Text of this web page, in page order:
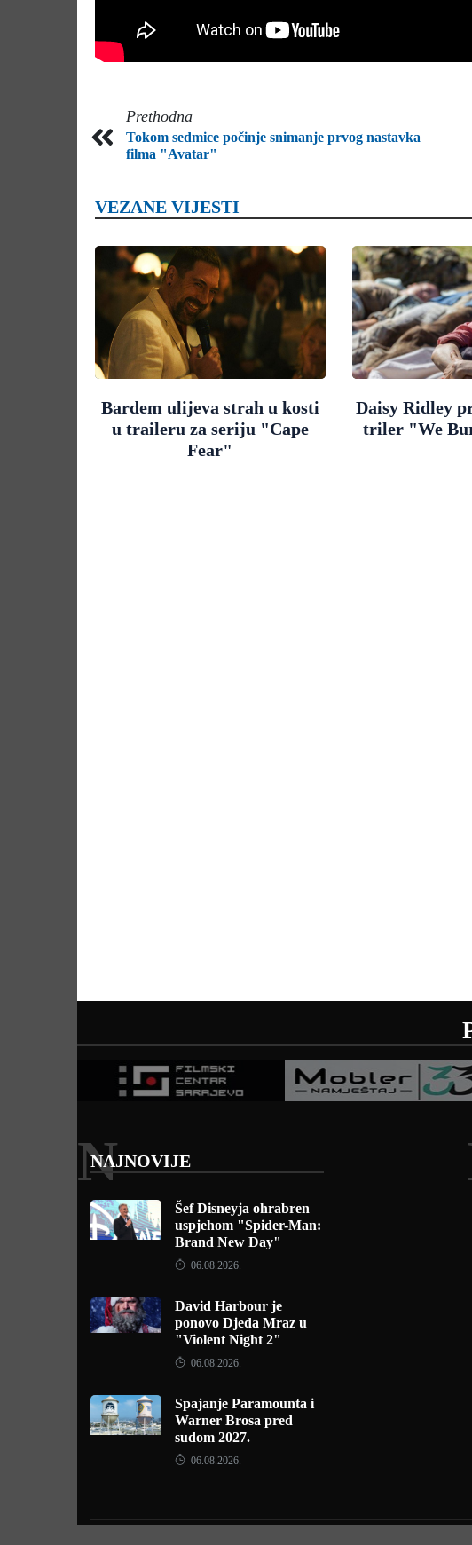
Prethodna
Tokom sedmice počinje snimanje prvog nastavka
filma "Avatar"
VEZANE VIJESTI
Bardem ulijeva strah u kosti
u traileru za seriju "Cape
Fear"
Daisy Ridley
triler "We
NAJNOVIJE
N
Šef Disneyja ohrabren
uspjehom "Spider-Man:
Brand New Day"
06.08.2026.
David Harbour je
ponovo Djeda Mraz u
"Violent Night 2"
06.08.2026.
Spajanje Paramounta i
Warner Brosa pred
sudom 2027.
06.08.2026.